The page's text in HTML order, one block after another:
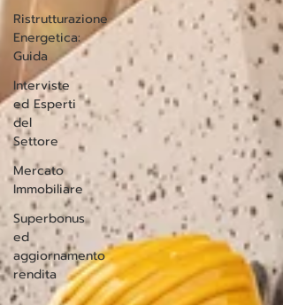
Ristrutturazione
Energetica:
Guida
Interviste
ed Esperti
del
Settore
Mercato
Immobiliare
Superbonus
ed
aggiornamento
rendita